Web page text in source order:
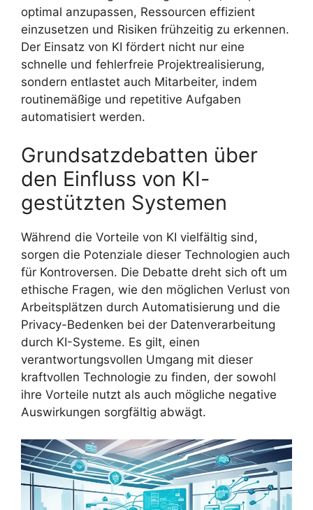
optimal anzupassen, Ressourcen effizient
einzusetzen und Risiken frühzeitig zu erkennen.
Der Einsatz von KI fördert nicht nur eine
schnelle und fehlerfreie Projektrealisierung,
sondern entlastet auch Mitarbeiter, indem
routinemäßige und repetitive Aufgaben
automatisiert werden.
Grundsatzdebatten über
den Einfluss von KI-
gestützten Systemen
Während die Vorteile von KI vielfältig sind,
sorgen die Potenziale dieser Technologien auch
für Kontroversen. Die Debatte dreht sich oft um
ethische Fragen, wie den möglichen Verlust von
Arbeitsplätzen durch Automatisierung und die
Privacy-Bedenken bei der Datenverarbeitung
durch KI-Systeme. Es gilt, einen
verantwortungsvollen Umgang mit dieser
kraftvollen Technologie zu finden, der sowohl
ihre Vorteile nutzt als auch mögliche negative
Auswirkungen sorgfältig abwägt.